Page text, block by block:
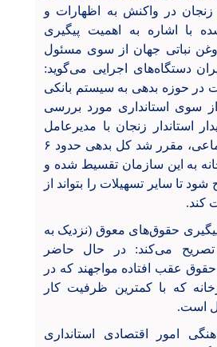
در واکنش به اظهارات و
با اشاره به اهمیت پیگیری
نباتی جهان از سوی مسئول
دستگاه‌های اجرایی می‌گوید:
حوزه بدهی به سیستم بانکی
سوی استانداری مورد بررسی
استاندار زنجان با مدیرعامل
سازمان تامین اجتماعی، مقرر شد کل بدهی حدود ۶
به این سازمان تقسیط شده و
تا سایر تسهیلات را بتواند از
کند.
پیگیری حقوق‌های معوق (نزدیک به
تصریح می‌کند: در حال حاضر
عقب افتاده مواجهند که در
که با کمترین ظرفیت کار
است.
امور اقتصادی استانداری